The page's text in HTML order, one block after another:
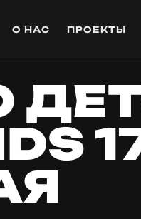
О НАС ПРОЕКТЫ